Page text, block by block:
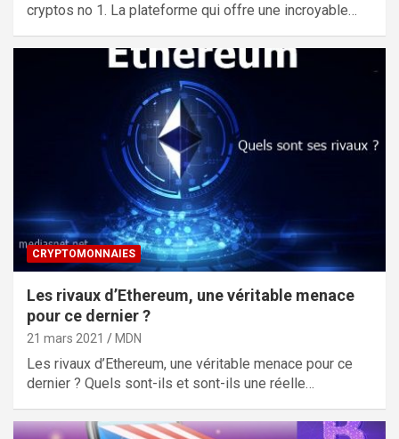
cryptos no 1. La plateforme qui offre une incroyable…
CRYPTOMONNAIES
Les rivaux d’Ethereum, une véritable menace
pour ce dernier ?
21 mars 2021 MDN
Les rivaux d’Ethereum, une véritable menace pour ce
dernier ? Quels sont-ils et sont-ils une réelle…